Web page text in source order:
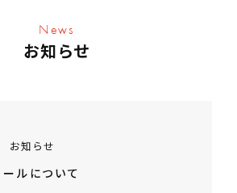
News
お知らせ
お知らせ
ルについて